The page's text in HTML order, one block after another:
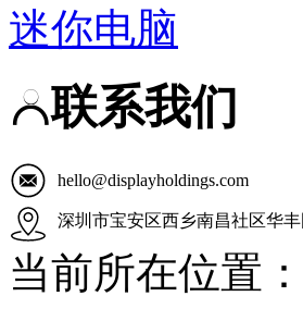
迷你电脑
联系我们
hello@displayholdings.com
深圳市宝安区西乡南昌社区华
当前所在位置：